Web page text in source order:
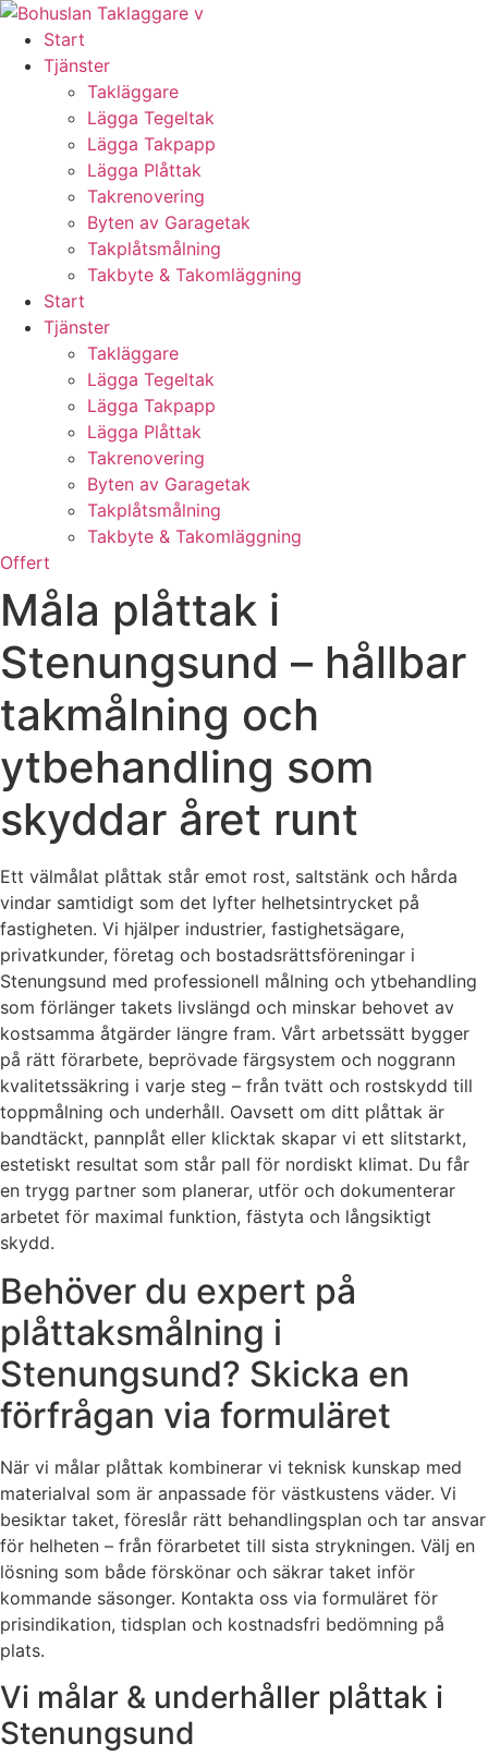
Skip
content
Start
Tjänster
Takläggare
Lägga Tegeltak
Lägga Takpapp
Lägga Plåttak
Takrenovering
Byten av Garagetak
Takplåtsmålning
Takbyte & Takomläggning
Start
Tjänster
Takläggare
Lägga Tegeltak
Lägga Takpapp
Lägga Plåttak
Takrenovering
Byten av Garagetak
Takplåtsmålning
Takbyte & Takomläggning
Offert
Måla plåttak i
Stenungsund – hållbar
takmålning och
ytbehandling som
skyddar året runt
Ett välmålat plåttak står emot rost, saltstänk och hårda
vindar samtidigt som det lyfter helhetsintrycket på
fastigheten. Vi hjälper industrier, fastighetsägare,
privatkunder, företag och bostadsrättsföreningar i
Stenungsund med professionell målning och ytbehandling
som förlänger takets livslängd och minskar behovet av
kostsamma åtgärder längre fram. Vårt arbetssätt bygger
på rätt förarbete, beprövade färgsystem och noggrann
kvalitetssäkring i varje steg – från tvätt och rostskydd till
toppmålning och underhåll. Oavsett om ditt plåttak är
bandtäckt, pannplåt eller klicktak skapar vi ett slitstarkt,
estetiskt resultat som står pall för nordiskt klimat. Du får
en trygg partner som planerar, utför och dokumenterar
arbetet för maximal funktion, fästyta och långsiktigt
skydd.
Behöver du expert på
plåttaksmålning i
Stenungsund? Skicka en
förfrågan via formuläret
När vi målar plåttak kombinerar vi teknisk kunskap med
materialval som är anpassade för västkustens väder. Vi
besiktar taket, föreslår rätt behandlingsplan och tar ansvar
för helheten – från förarbetet till sista strykningen. Välj en
lösning som både förskönar och säkrar taket inför
kommande säsonger. Kontakta oss via formuläret för
prisindikation, tidsplan och kostnadsfri bedömning på
plats.
Vi målar & underhåller plåttak i
Stenungsund